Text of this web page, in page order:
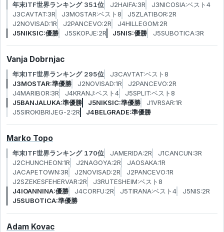
年末ITF世界ランキング 351位 J2HAIFA:3R
J3NICOSIA:ベスト4
J3CAVTAT:3R
J3MOSTAR:ベスト8
J5ZLATIBOR:2R
J2NOVISAD:1R
J2PANCEVO:2R
J4HILLEGOM:2R
J5NIKSIC:優勝
J5SKOPJE:2R J5NIS:優勝 J5SUBOTICA:3R
Vanja Dobrnjac
年末ITF世界ランキング 295位
J3CAVTAT:ベスト8
J3MOSTAR:準優勝
J2NOVISAD:1R
J2PANCEVO:2R
J4MARIBOR:3R
J4KRANJ:ベスト4
J5SPLIT:ベスト8
J5BANJALUKA:準優勝
J5NIKSIC:準優勝
J1VRSAR:1R
J5SIROKIBRIJEG-2:2R
J4BELGRADE:準優勝
Marko Topo
年末ITF世界ランキング 170位 JAMERIDA:2R
J1CANCUN:3R
J2CHUNCHEON:1R
J2NAGOYA:2R
JAOSAKA:1R
JACAPETOWN:3R
J2NOVISAD:2R
J2PANCEVO:1R
J2SZEKESFEHERVAR:2R
J3RUTESHEIM:ベスト8
J4IOANNINA:優勝
J4CORFU:2R J5TIRANA:ベスト4
J5NIS:2R
J5SUBOTICA:準優勝
Adam Kovac